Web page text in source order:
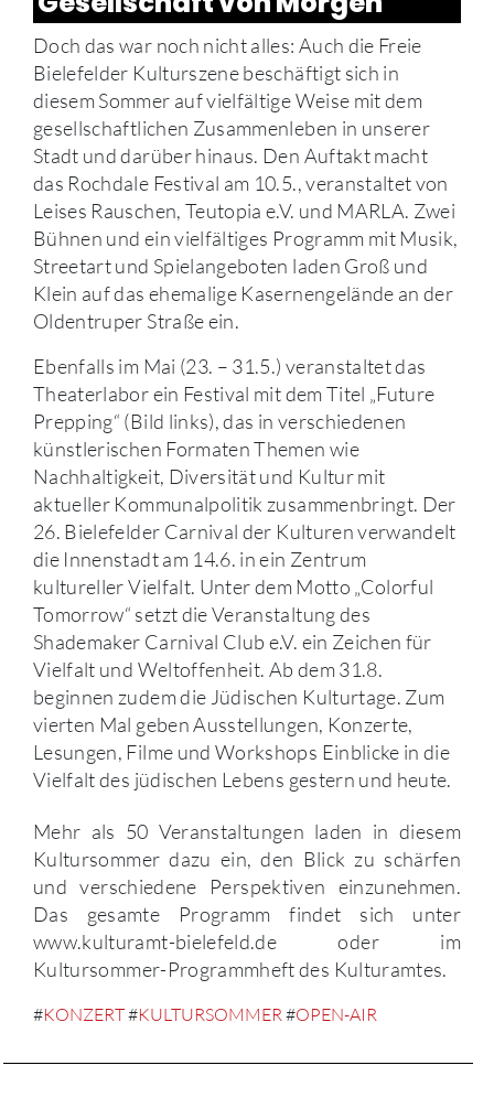
Doch das war noch nicht alles: Auch die Freie
Bielefelder Kulturszene beschäftigt sich in
diesem Sommer auf vielfältige Weise mit dem
gesellschaftlichen Zusammenleben in unserer
Stadt und darüber hinaus. Den Auftakt macht
das Rochdale Festival am 10.5., veranstaltet von
Leises Rauschen, Teutopia e.V. und MARLA. Zwei
Bühnen und ein vielfältiges Programm mit Musik,
Streetart und Spielangeboten laden Groß und
Klein auf das ehemalige Kasernengelände an der
Oldentruper Straße ein.
Ebenfalls im Mai (23. – 31.5.) veranstaltet das
Theaterlabor ein Festival mit dem Titel „Future
Prepping“ (Bild links), das in verschiedenen
künstlerischen Formaten Themen wie
Nachhaltigkeit, Diversität und Kultur mit
aktueller Kommunalpolitik zusammenbringt. Der
26. Bielefelder Carnival der Kulturen verwandelt
die Innenstadt am 14.6. in ein Zentrum
kultureller Vielfalt. Unter dem Motto „Colorful
Tomorrow“ setzt die Veranstaltung des
Shademaker Carnival Club e.V. ein Zeichen für
Vielfalt und Weltoffenheit. Ab dem 31.8.
beginnen zudem die Jüdischen Kulturtage. Zum
vierten Mal geben Ausstellungen, Konzerte,
Lesungen, Filme und Workshops Einblicke in die
Vielfalt des jüdischen Lebens gestern und heute.
Mehr als 50 Veranstaltungen laden in diesem
Kultursommer dazu ein, den Blick zu schärfen
und verschiedene Perspektiven einzunehmen.
Das gesamte Programm findet sich unter
www.kulturamt-bielefeld.de oder im
Kultursommer-Programmheft des Kulturamtes.
#KONZERT#KULTURSOMMER #OPEN-AIR